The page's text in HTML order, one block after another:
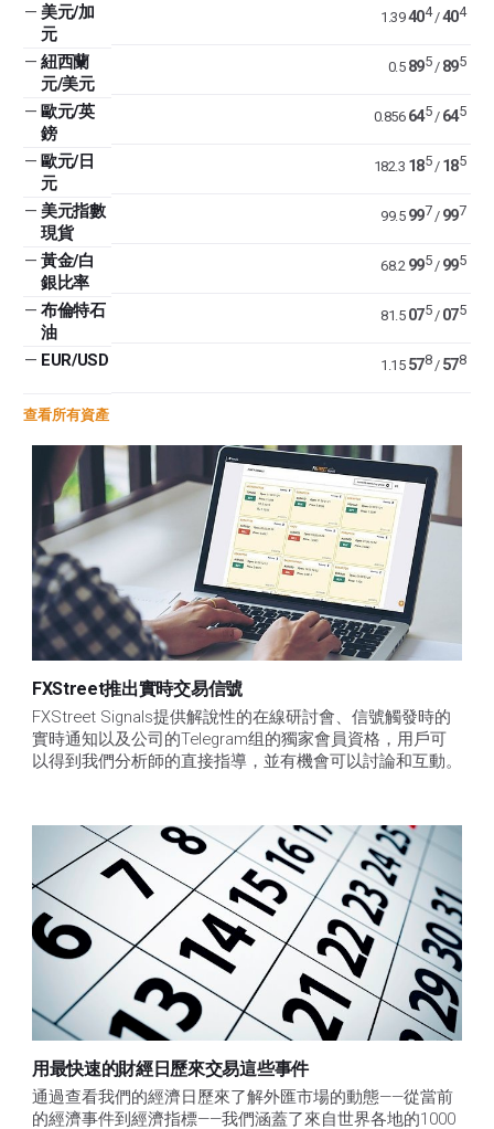
— 美元/加
元
1.39 404/404
— 紐西蘭
元/美元
0.5 895/ 895
— 歐元/英
鎊
0.856 645/ 645
— 歐元/日
元
182.3 185/ 185
— 美元指數
現貨
99.5 997 / 997
— 黃金/白
銀比率
68.2 995/ 995
— 布倫特石
油
81.5 075/ 075
— EUR/USD 1.15 578/ 578
查看所有資產
FXStreet推出實時交易信號
FXStreet Signals提供解說性的在線研討會、信號觸發時的
實時通知以及公司的Telegram组的獨家會員資格，用戶可
以得到我們分析師的直接指導，並有機會可以討論和互動。
用最快速的財經日歷來交易這些事件
通過查看我們的經濟日歷來了解外匯市場的動態——從當前
的經濟事件到經濟指標——我們涵蓋了來自世界各地的1000